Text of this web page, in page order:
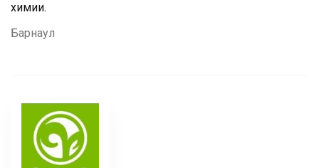
химии.
Барнаул